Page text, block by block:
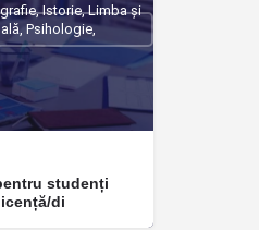
studenți
di
Istorie, Limba și
Psihologie,